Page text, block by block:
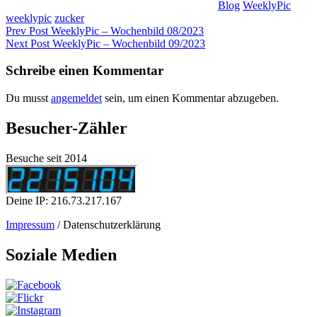
Blog WeeklyPic
weeklypic zucker
Beitragsnavigation
Previous
Post
Prev Post WeeklyPic – Wochenbild 08/2023
Next
Next Post WeeklyPic – Wochenbild 09/2023
Schreibe einen Kommentar
Du musst angemeldet sein, um einen Kommentar abzugeben.
Besucher-Zähler
Besuche seit 2014
Deine IP: 216.73.217.167
Impressum / Datenschutzerklärung
Soziale Medien